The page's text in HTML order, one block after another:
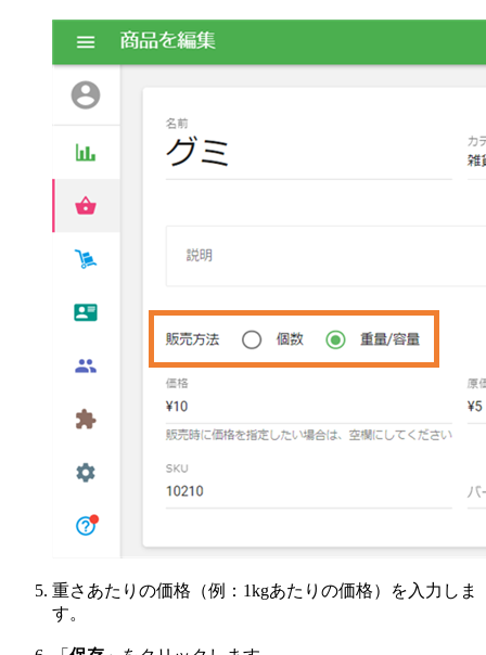
重さあたりの価格（例：1kgあたりの価格）を入力しま
す。